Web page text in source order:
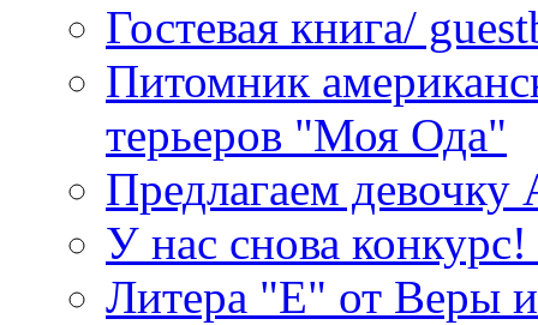
Гостевая книга/
Питомник
терьеров "Моя Ода"
Предлагаем
У нас снова
Литера "Е" от Веры